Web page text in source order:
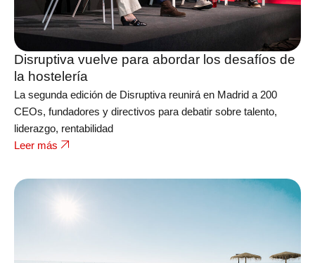
Disruptiva vuelve para abordar los desafíos de
la hostelería
La segunda edición de Disruptiva reunirá en Madrid a 200
CEOs, fundadores y directivos para debatir sobre talento,
liderazgo, rentabilidad
Leer más